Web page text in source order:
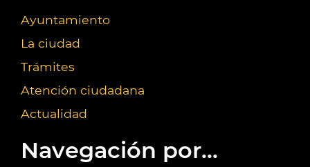
Ayuntamiento
La ciudad
Trámites
Atención ciudadana
Actualidad
Navegación por...